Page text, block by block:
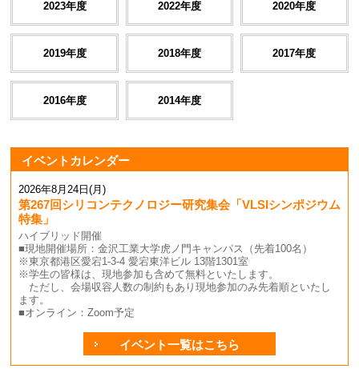
2023年度 2022年度 2020年度
2019年度 2018年度 2017年度
2016年度 2014年度
イベントカレンダー
2026年8月24日(月)
第267回シリコンテクノロジー研究集会「VLSIシンポジウム
特集」
ハイブリッド開催
■現地開催場所：金沢工業大学虎ノ門キャンパス（先着100名）
※東京都港区愛宕1-3-4 愛宕東洋ビル 13階1301室
※学生の皆様は、現地参加も含めて無料といたします。
ただし、会場収容人数の制約もあり現地参加のみ先着順といたし
ます。
■オンライン：Zoom予定
イベント一覧はこちら